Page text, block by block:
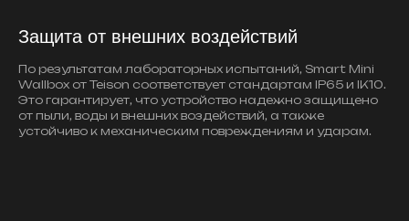
Защита от внешних воздействий
По результатам лабораторных испытаний, Smart Mini
Wallbox от Teison соответствует стандартам IP65 и IK10.
Это гарантирует, что устройство надежно защищено
от пыли, воды и внешних воздействий, а также
устойчиво к механическим повреждениям и ударам.